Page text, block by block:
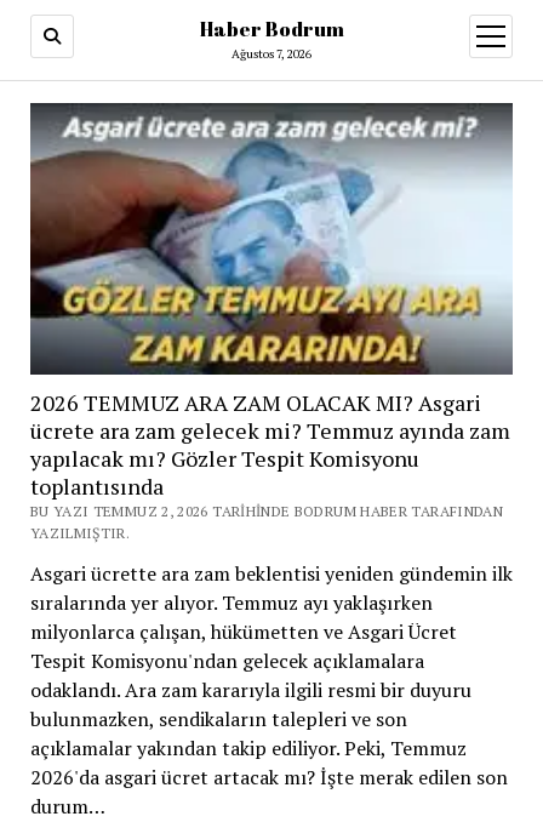
Haber Bodrum
Ağustos 7, 2026
aç
2026 TEMMUZ ARA ZAM OLACAK MI? Asgari
ücrete ara zam gelecek mi? Temmuz ayında zam
yapılacak mı? Gözler Tespit Komisyonu
toplantısında
BU YAZI TEMMUZ 2, 2026 TARIHINDE BODRUM HABER TARAFINDAN
YAZILMIŞTIR.
Asgari ücrette ara zam beklentisi yeniden gündemin ilk
sıralarında yer alıyor. Temmuz ayı yaklaşırken
milyonlarca çalışan, hükümetten ve Asgari Ücret
Tespit Komisyonu'ndan gelecek açıklamalara
odaklandı. Ara zam kararıyla ilgili resmi bir duyuru
bulunmazken, sendikaların talepleri ve son
açıklamalar yakından takip ediliyor. Peki, Temmuz
2026'da asgari ücret artacak mı? İşte merak edilen son
durum…